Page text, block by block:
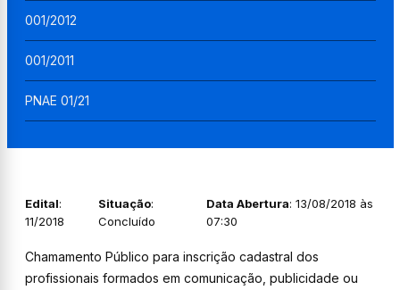
001/2012
001/2011
PNAE 01/21
Edital:
11/2018
Situação:
Concluído
Data Abertura: 13/08/2018 às
07:30
Chamamento Público para inscrição cadastral dos
profissionais formados em comunicação, publicidade ou